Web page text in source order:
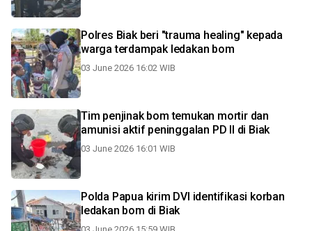
Polres Biak beri "trauma healing" kepada
warga terdampak ledakan bom
03 June 2026 16:02 WIB
Tim penjinak bom temukan mortir dan
amunisi aktif peninggalan PD II di Biak
03 June 2026 16:01 WIB
Polda Papua kirim DVI identifikasi korban
ledakan bom di Biak